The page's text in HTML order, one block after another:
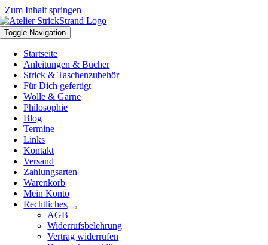
Zum Inhalt springen
Toggle Navigation
Startseite
Anleitungen & Bücher
Strick & Taschenzubehör
Für Dich gefertigt
Wolle & Garne
Philosophie
Blog
Termine
Links
Kontakt
Versand
Zahlungsarten
Warenkorb
Mein Konto
Rechtliches
AGB
Widerrufsbelehrung
Vertrag widerrufen